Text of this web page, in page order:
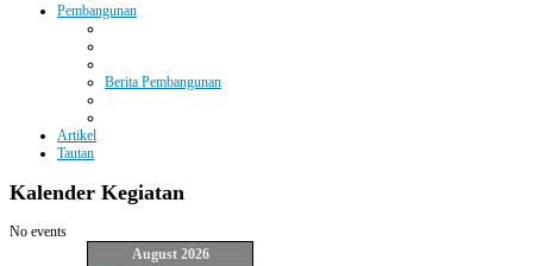
Pembangunan
Berita Pembangunan
Artikel
Tautan
Kalender Kegiatan
No events
August 2026